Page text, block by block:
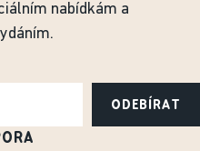
nabídkám a
ODEBÍRAT